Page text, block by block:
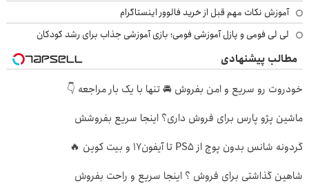
آموزش نکات مهم قبل از خرید فالوور اینستاگرام
لی لی فومی و پازل آموزشی فومی؛ بازی آموزشی جذاب برای رشد کودکان
مطالب پیشنهادی
خودروت رو سریع و امن بفروش 🚘 تنها با یک بار مراجعه 👇
ماشین پژو پارس برای فروش داری؟ اینجا سریع بفروشش
گردونه شانس بدون پوچ از PS5 تا آیفون17 و بیت کوین 🔥
شاهین گذاشتی برای فروش ؟ اینجا سریع و راحت بفروش